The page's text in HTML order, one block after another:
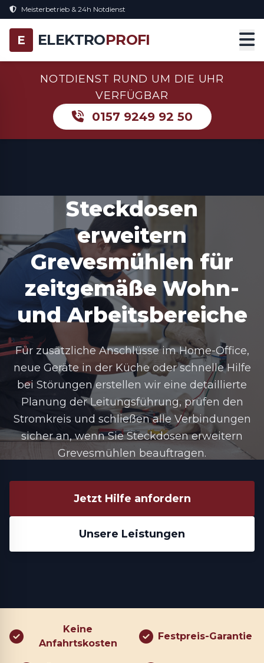
Meisterbetrieb & 24h Notdienst
E ELEKTROPROFI
NOTDIENST RUND UM DIE UHR
VERFÜGBAR
0157 9249 92 50
Steckdosen
erweitern
Grevesmühlen für
zeitgemäße Wohn-
und Arbeitsbereiche
Für zusätzliche Anschlüsse im Home-Office,
neue Geräte in der Küche oder schnelle Hilfe
bei Störungen erstellen wir eine detaillierte
Planung der Leitungsführung, prüfen den
Stromkreis und schließen alle Verbindungen
sicher an, wenn Sie Steckdosen erweitern
Grevesmühlen beauftragen.
Jetzt Hilfe anfordern
Unsere Leistungen
Keine
Anfahrtskosten
Festpreis-Garantie